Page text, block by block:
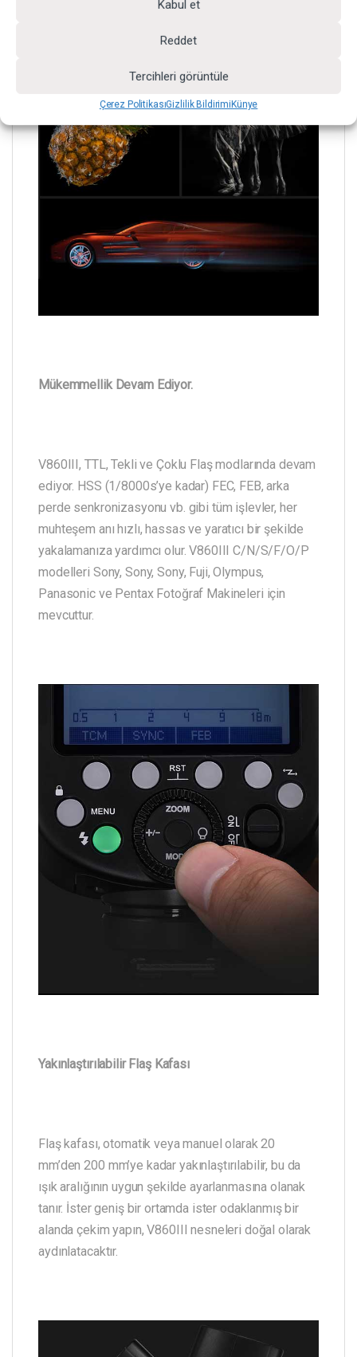
Kabul et
Reddet
Tercihleri görüntüle
Çerez PolitikasıGizlilik BildirimiKünye
Mükemmellik Devam Ediyor.
V860III, TTL, Tekli ve Çoklu Flaş modlarında devam
ediyor. HSS (1/8000s’ye kadar) FEC, FEB, arka
perde senkronizasyonu vb. gibi tüm işlevler, her
muhteşem anı hızlı, hassas ve yaratıcı bir şekilde
yakalamanıza yardımcı olur. V860III C/N/S/F/O/P
modelleri Sony, Sony, Sony, Fuji, Olympus,
Panasonic ve Pentax Fotoğraf Makineleri için
mevcuttur.
Yakınlaştırılabilir Flaş Kafası
Flaş kafası, otomatik veya manuel olarak 20
mm’den 200 mm’ye kadar yakınlaştırılabilir, bu da
ışık aralığının uygun şekilde ayarlanmasına olanak
tanır. İster geniş bir ortamda ister odaklanmış bir
alanda çekim yapın, V860III nesneleri doğal olarak
aydınlatacaktır.